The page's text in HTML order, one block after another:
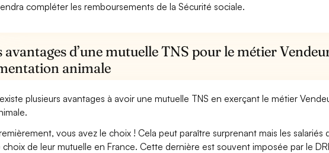
compléter les remboursements de la Sécurité sociale.
avantages d’une mutuelle TNS pour le métier
animale
plusieurs avantages à avoir une mutuelle TNS en exerçant le métier
vous avez le choix ! Cela peut paraître surprenant mais les salariés
choix de leur mutuelle en France. Cette dernière est souvent imposée par le